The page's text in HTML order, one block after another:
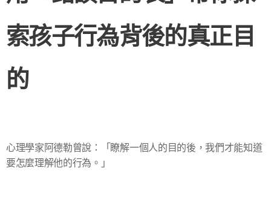
索孩子行為背後的真正目
的
心理學家阿德勒曾說：「瞭解一個人的目的後，我們才能知道
要怎麼理解他的行為。」